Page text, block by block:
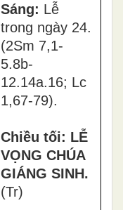
Sáng: Lễ
trong ngày 24.
(2Sm 7,1-
5.8b-
12.14a.16; Lc
1,67-79).
Chiều tối: LỄ
VỌNG CHÚA
GIÁNG SINH.
(Tr)